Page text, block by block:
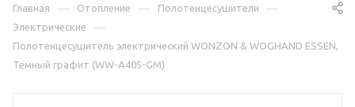
Главная — Отопление — Полотенцесушители —
Электрические —
Полотенцесушитель электрический WONZON & WOGHAND ESSEN,
Темный графит (WW-A405-GM)